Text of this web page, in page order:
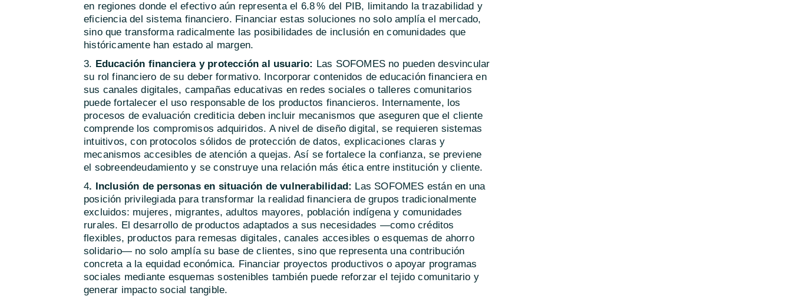
en regiones donde el efectivo aún representa el 6.8 % del PIB, limitando la trazabilidad y
eficiencia del sistema financiero. Financiar estas soluciones no solo amplía el mercado,
sino que transforma radicalmente las posibilidades de inclusión en comunidades que
históricamente han estado al margen.
3. Educación financiera y protección al usuario: Las SOFOMES no pueden desvincular
su rol financiero de su deber formativo. Incorporar contenidos de educación financiera en
sus canales digitales, campañas educativas en redes sociales o talleres comunitarios
puede fortalecer el uso responsable de los productos financieros. Internamente, los
procesos de evaluación crediticia deben incluir mecanismos que aseguren que el cliente
comprende los compromisos adquiridos. A nivel de diseño digital, se requieren sistemas
intuitivos, con protocolos sólidos de protección de datos, explicaciones claras y
mecanismos accesibles de atención a quejas. Así se fortalece la confianza, se previene
el sobreendeudamiento y se construye una relación más ética entre institución y cliente.
4. Inclusión de personas en situación de vulnerabilidad: Las SOFOMES están en una
posición privilegiada para transformar la realidad financiera de grupos tradicionalmente
excluidos: mujeres, migrantes, adultos mayores, población indígena y comunidades
rurales. El desarrollo de productos adaptados a sus necesidades —como créditos
flexibles, productos para remesas digitales, canales accesibles o esquemas de ahorro
solidario— no solo amplía su base de clientes, sino que representa una contribución
concreta a la equidad económica. Financiar proyectos productivos o apoyar programas
sociales mediante esquemas sostenibles también puede reforzar el tejido comunitario y
generar impacto social tangible.